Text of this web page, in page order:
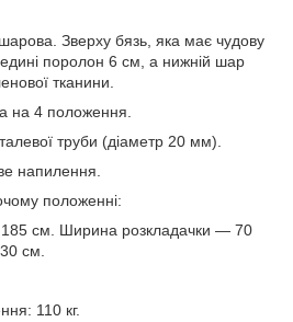
Зверху бязь, яка має чудову
поролон 6 см, а нижній шар
тканини.
на 4 положення.
труби (діаметр 20 мм).
напилення.
положенні:
см. Ширина розкладачки — 70
см.
110 кг.